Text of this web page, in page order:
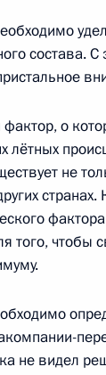
12:20
по
Ярославской
состава.
о
лётных
не
того, чтобы
не видел